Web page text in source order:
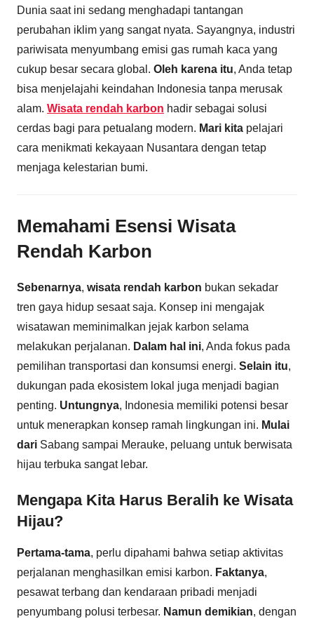
Dunia saat ini sedang menghadapi tantangan
perubahan iklim yang sangat nyata. Sayangnya, industri
pariwisata menyumbang emisi gas rumah kaca yang
cukup besar secara global. Oleh karena itu, Anda tetap
bisa menjelajahi keindahan Indonesia tanpa merusak
alam. Wisata rendah karbon hadir sebagai solusi
cerdas bagi para petualang modern. Mari kita pelajari
cara menikmati kekayaan Nusantara dengan tetap
menjaga kelestarian bumi.
Memahami Esensi Wisata
Rendah Karbon
Sebenarnya, wisata rendah karbon bukan sekadar
tren gaya hidup sesaat saja. Konsep ini mengajak
wisatawan meminimalkan jejak karbon selama
melakukan perjalanan. Dalam hal ini, Anda fokus pada
pemilihan transportasi dan konsumsi energi. Selain itu,
dukungan pada ekosistem lokal juga menjadi bagian
penting. Untungnya, Indonesia memiliki potensi besar
untuk menerapkan konsep ramah lingkungan ini. Mulai
dari Sabang sampai Merauke, peluang untuk berwisata
hijau terbuka sangat lebar.
Mengapa Kita Harus Beralih ke Wisata
Hijau?
Pertama-tama, perlu dipahami bahwa setiap aktivitas
perjalanan menghasilkan emisi karbon. Faktanya,
pesawat terbang dan kendaraan pribadi menjadi
penyumbang polusi terbesar. Namun demikian, dengan